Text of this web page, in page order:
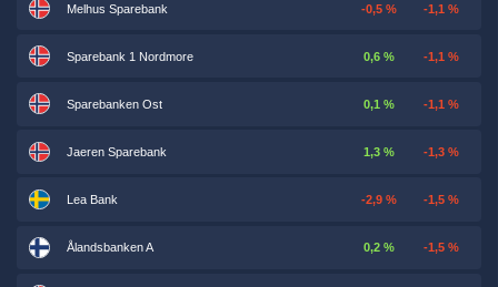
Melhus Sparebank -0,5 % -1,1 %
Sparebank 1 Nordmore 0,6 % -1,1 %
Sparebanken Ost 0,1 % -1,1 %
Jaeren Sparebank 1,3 % -1,3 %
Lea Bank -2,9 % -1,5 %
Ålandsbanken A 0,2 % -1,5 %